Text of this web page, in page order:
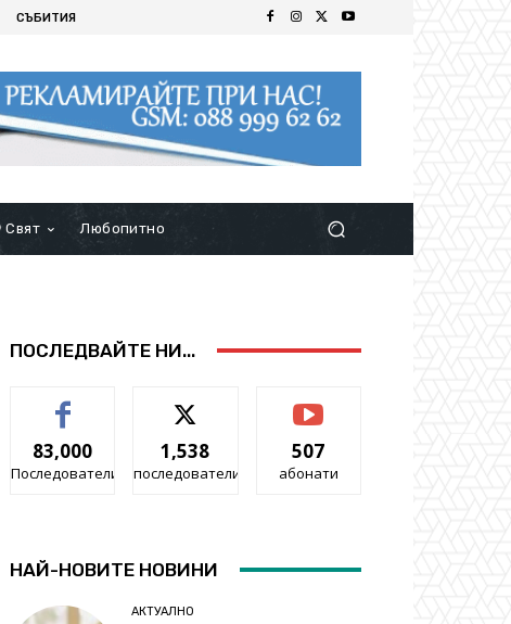
СЪБИТИЯ
Свят Любопитно
ПОСЛЕДВАЙТЕ НИ...
83,000
Последователи
1,538
последователи
507
абонати
НАЙ-НОВИТЕ НОВИНИ
АКТУАЛНО